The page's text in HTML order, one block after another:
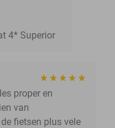
4* Superior
proper en
van
fietsen plus vele